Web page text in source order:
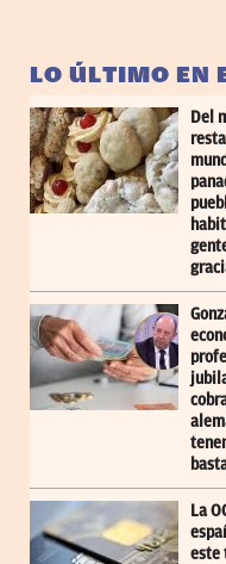
LO ÚLTIMO EN
Del
La
este